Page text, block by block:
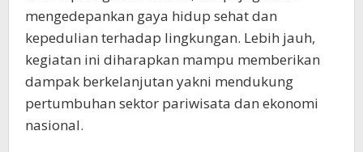
mengedepankan gaya hidup sehat dan
kepedulian terhadap lingkungan. Lebih jauh,
kegiatan ini diharapkan mampu memberikan
dampak berkelanjutan yakni mendukung
pertumbuhan sektor pariwisata dan ekonomi
nasional.